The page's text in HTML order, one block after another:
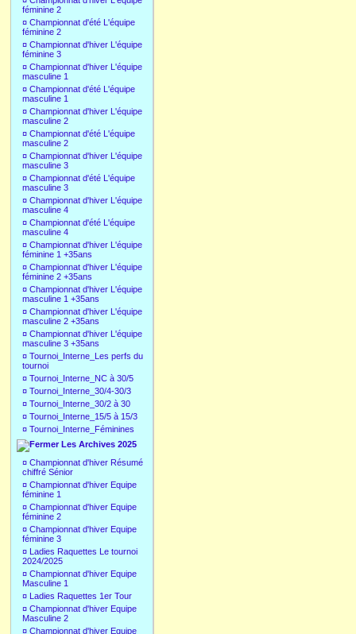
féminine 2
¤ Championnat d'été L'équipe
féminine 2
¤ Championnat d'hiver L'équipe
féminine 3
¤ Championnat d'hiver L'équipe
masculine 1
¤ Championnat d'été L'équipe
masculine 1
¤ Championnat d'hiver L'équipe
masculine 2
¤ Championnat d'été L'équipe
masculine 2
¤ Championnat d'hiver L'équipe
masculine 3
¤ Championnat d'été L'équipe
masculine 3
¤ Championnat d'hiver L'équipe
masculine 4
¤ Championnat d'été L'équipe
masculine 4
¤ Championnat d'hiver L'équipe
féminine 1 +35ans
¤ Championnat d'hiver L'équipe
féminine 2 +35ans
¤ Championnat d'hiver L'équipe
masculine 1 +35ans
¤ Championnat d'hiver L'équipe
masculine 2 +35ans
¤ Championnat d'hiver L'équipe
masculine 3 +35ans
¤ Tournoi_Interne_Les perfs du
tournoi
¤ Tournoi_Interne_NC à 30/5
¤ Tournoi_Interne_30/4-30/3
¤ Tournoi_Interne_30/2 à 30
¤ Tournoi_Interne_15/5 à 15/3
¤ Tournoi_Interne_Féminines
Les Archives 2025
¤ Championnat d'hiver Résumé
chiffré Sénior
¤ Championnat d'hiver Equipe
féminine 1
¤ Championnat d'hiver Equipe
féminine 2
¤ Championnat d'hiver Equipe
féminine 3
¤ Ladies Raquettes Le tournoi
2024/2025
¤ Championnat d'hiver Equipe
Masculine 1
¤ Ladies Raquettes 1er Tour
¤ Championnat d'hiver Equipe
Masculine 2
¤ Championnat d'hiver Equipe